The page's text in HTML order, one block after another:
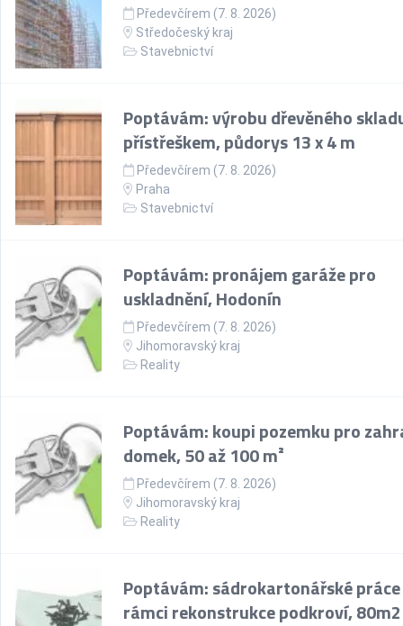
Předevčírem (7. 8. 2026)
Středočeský kraj
Stavebnictví
Poptávám: výrobu dřevěného
přístřeškem, půdorys 13 x 4 m
Předevčírem (7. 8. 2026)
Praha
Stavebnictví
Poptávám: pronájem garáže pro
uskladnění, Hodonín
Předevčírem (7. 8. 2026)
Jihomoravský kraj
Reality
Poptávám: koupi pozemku pro
domek, 50 až 100 m²
Předevčírem (7. 8. 2026)
Jihomoravský kraj
Reality
Poptávám: sádrokartonářské
rámci rekonstrukce podkroví, 80m2